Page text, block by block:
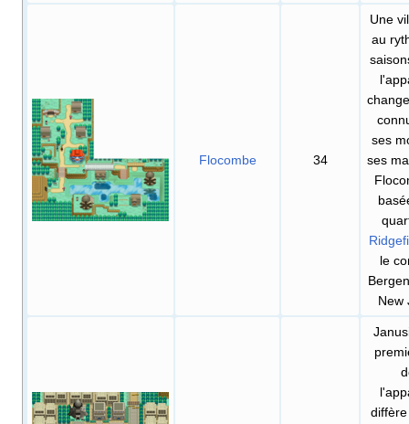
Flocombe 34
Une
au
ses
ses
le
New